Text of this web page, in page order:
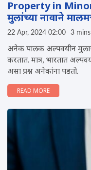
Property in
मुलांच्या नावाने
22 Apr, 2024 02:00 3
अनेक पालक अल्पवयीन
करतात. मात्र, भारतात
असा प्रश्न अनेकांना पडतो.
READ MORE